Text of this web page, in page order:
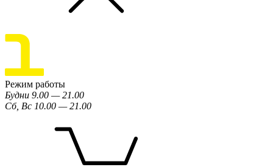
Режим работы
Будни 9.00 — 21.00
Сб, Вс 10.00 — 21.00